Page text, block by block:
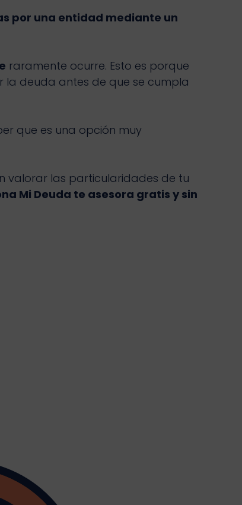
por una entidad mediante un
raramente ocurre. Esto es porque
la deuda antes de que se cumpla
que es una opción muy
valorar las particularidades de tu
Mi Deuda te asesora gratis y sin